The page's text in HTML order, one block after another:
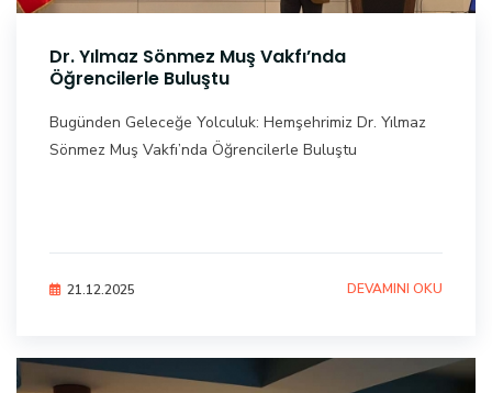
Dr. Yılmaz Sönmez Muş Vakfı’nda
Öğrencilerle Buluştu
Bugünden Geleceğe Yolculuk: Hemşehrimiz Dr. Yılmaz
Sönmez Muş Vakfı’nda Öğrencilerle Buluştu
21.12.2025 DEVAMINI OKU